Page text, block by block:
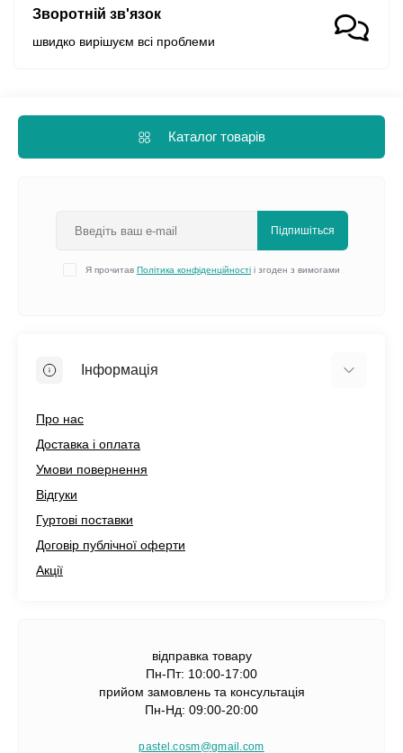
Зворотній зв'язок
швидко вирішуєм всі проблеми
Каталог товарів
Підпишіться
Я прочитав Політика конфіденційності і згоден з вимогами
Інформація
Про нас
Доставка і оплата
Умови повернення
Відгуки
Гуртові поставки
Договір публічної оферти
Акції
відправка товару
Пн-Пт: 10:00-17:00
прийом замовлень та консультація
Пн-Нд: 09:00-20:00
pastel.cosm@gmail.com